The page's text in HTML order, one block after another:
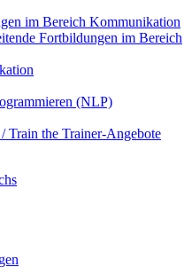
im Bereich Kommunikation
Fortbildungen im Bereich
(NLP)
Train the Trainer-Angebote